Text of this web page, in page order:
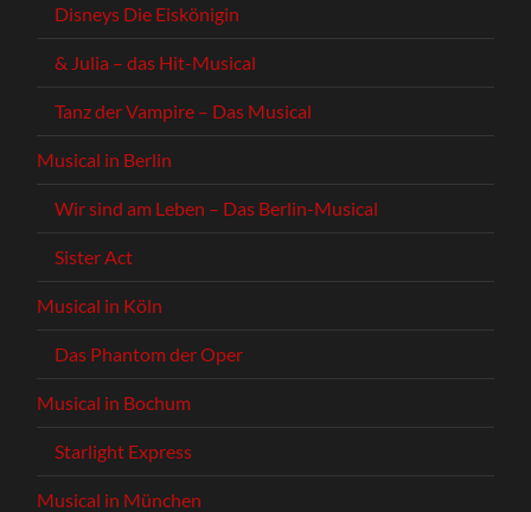
Disneys Die Eiskönigin
& Julia – das Hit-Musical
Tanz der Vampire – Das Musical
Musical in Berlin
Wir sind am Leben – Das Berlin-Musical
Sister Act
Musical in Köln
Das Phantom der Oper
Musical in Bochum
Starlight Express
Musical in München